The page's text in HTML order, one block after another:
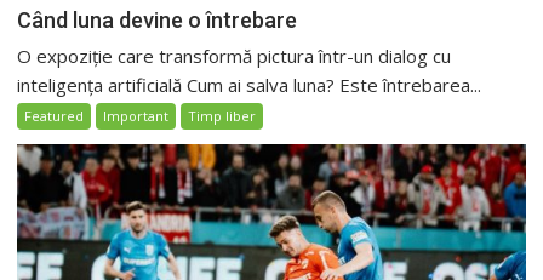
Când luna devine o întrebare
O expoziție care transformă pictura într-un dialog cu
inteligența artificială Cum ai salva luna? Este întrebarea...
Featured Important Timp liber